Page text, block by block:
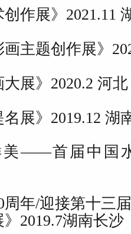
作展》2021.11
主题创作展》
大展》2020.2 河
名展》2019.12 湖
美——首届中国
周年/迎接第十
2019.7湖南长沙